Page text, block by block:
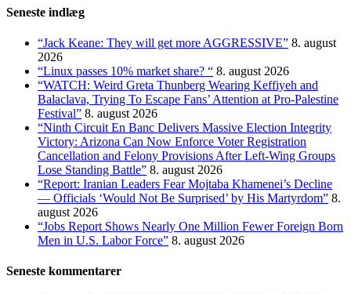
Seneste indlæg
“Jack Keane: They will get more AGGRESSIVE” 8. august
2026
“Linux passes 10% market share? “ 8. august 2026
“WATCH: Weird Greta Thunberg Wearing Keffiyeh and
Balaclava, Trying To Escape Fans’ Attention at Pro-Palestine
Festival” 8. august 2026
“Ninth Circuit En Banc Delivers Massive Election Integrity
Victory: Arizona Can Now Enforce Voter Registration
Cancellation and Felony Provisions After Left-Wing Groups
Lose Standing Battle” 8. august 2026
“Report: Iranian Leaders Fear Mojtaba Khamenei’s Decline
— Officials ‘Would Not Be Surprised’ by His Martyrdom” 8.
august 2026
“Jobs Report Shows Nearly One Million Fewer Foreign Born
Men in U.S. Labor Force” 8. august 2026
Seneste kommentarer